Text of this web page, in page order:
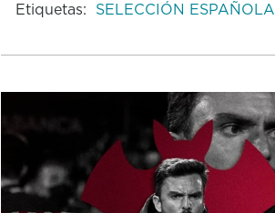
Etiquetas: SELECCIÓN ESPAÑOLA